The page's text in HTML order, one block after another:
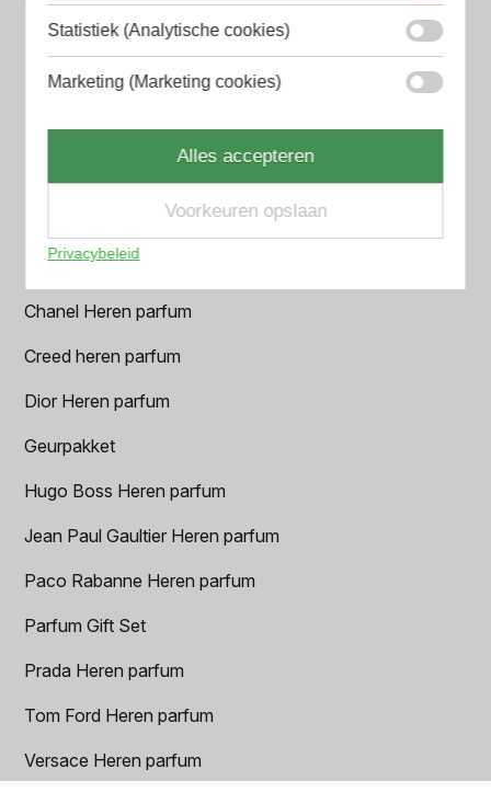
Populaire herengeuren
Amouage Heren parfum
Aramis Heren parfum
Armani Heren parfum
BALR. Heren parfum
BVLGARI Heren parfum
Chanel Heren parfum
Creed heren parfum
Dior Heren parfum
Geurpakket
Hugo Boss Heren parfum
Jean Paul Gaultier Heren parfum
Paco Rabanne Heren parfum
Parfum Gift Set
Prada Heren parfum
Tom Ford Heren parfum
Versace Heren parfum
Statistiek (Analytische cookies)
Marketing (Marketing cookies)
Alles accepteren
Voorkeuren opslaan
Privacybeleid